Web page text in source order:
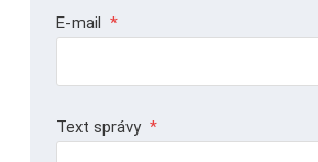
E-mail *
Text správy *